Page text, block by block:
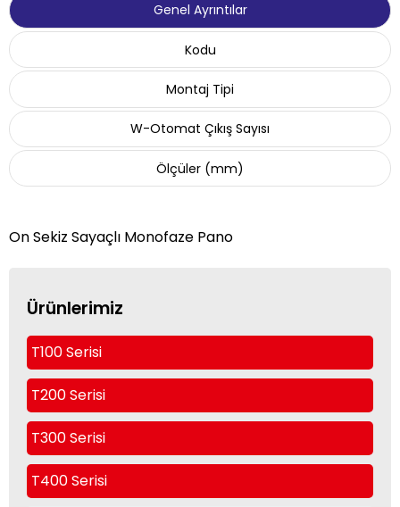
Ürünlerimiz
T100 Serisi
T200 Serisi
T300 Serisi
T400 Serisi
Genel Ayrıntılar
Kodu
Montaj Tipi
W-Otomat Çıkış Sayısı
Ölçüler (mm)
On Sekiz Sayaçlı Monofaze Pano